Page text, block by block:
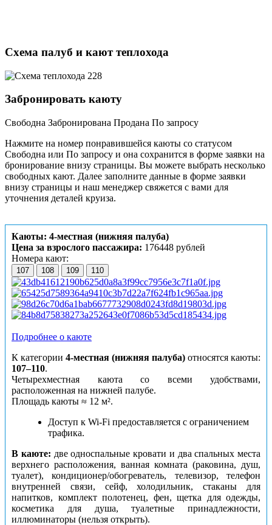
Схема палуб и кают теплохода
Забронировать каюту
Свободна Забронирована Продана По запросу
Нажмите на номер понравившейся каюты со статусом
Свободна или По запросу и она сохранится в форме заявки на
бронирование внизу страницы. Вы можете выбрать несколько
свободных кают. Далее заполните данные в форме заявки
внизу страницы и наш менеджер свяжется с вами для
уточнения деталей круиза.
Каюты: 4-местная (нижняя палуба)
Цена за взрослого пассажира: 176448 рублей
Номера кают:
107 108 109 110
Подробнее о каюте
К категории 4-местная (нижняя палуба) относятся каюты:
107–110.
Четырехместная каюта со всеми удобствами,
расположенная на нижней палубе.
Площадь каюты ≈ 12 м².
Доступ к Wi-Fi предоставляется с ограничением
трафика.
В каюте: две односпальные кровати и два спальных места
верхнего расположения, ванная комната (раковина, душ,
туалет), кондиционер/обогреватель, телевизор, телефон
внутренней связи, сейф, холодильник, стаканы для
напитков, комплект полотенец, фен, щетка для одежды,
косметика для душа, туалетные принадлежности,
иллюминаторы (нельзя открыть).